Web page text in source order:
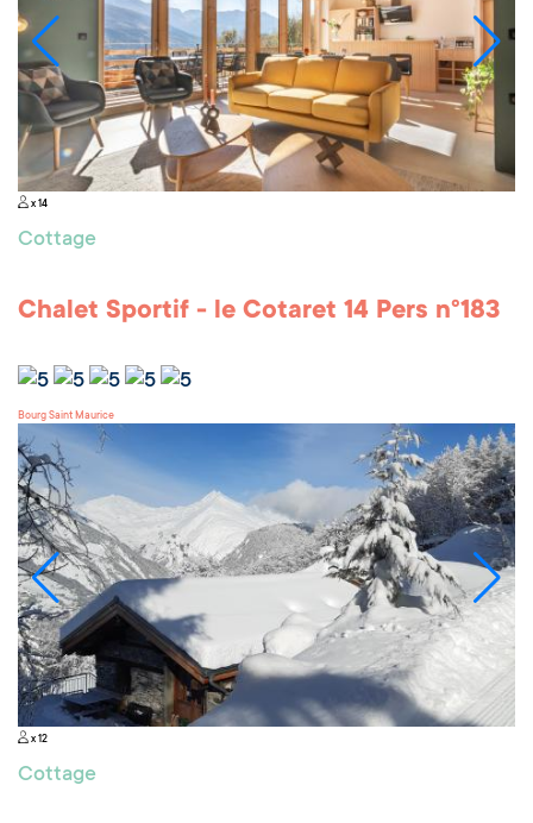
x 14
Cottage
Chalet Sportif - le Cotaret 14 Pers n°183
Bourg Saint Maurice
x 12
Cottage